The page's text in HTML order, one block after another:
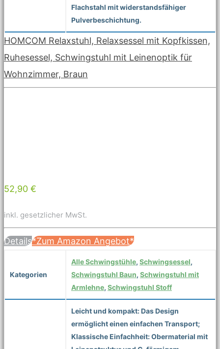
Flachstahl mit widerstandsfähiger
Pulverbeschichtung.
HOMCOM Relaxstuhl, Relaxsessel mit Kopfkissen,
Ruhesessel, Schwingstuhl mit Leinenoptik für
Wohnzimmer, Braun
52,90 €
inkl. gesetzlicher MwSt.
Details*Zum Amazon Angebot*
Kategorien
Alle Schwingstühle, Schwingsessel,
Schwingstuhl Baun, Schwingstuhl mit
Armlehne, Schwingstuhl Stoff
Leicht und kompakt: Das Design
ermöglicht einen einfachen Transport;
Klassische Einfachheit: Obermaterial mit